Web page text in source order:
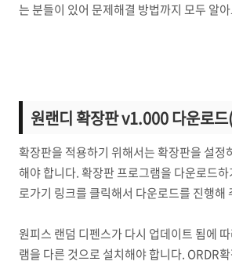
는 분들이 있어 문제해결 방법까지 모두 알
원랜디 확장판 v1.000 다운로
확장판을 적용하기 위해서는 확장판을 설정
해야 합니다. 확장판 프로그램을 다운로드
로가기 링크를 클릭해서 다운로드를 진행해
원피스 랜덤 디펜스가 다시 업데이트 됨에
램을 다른 것으로 설치해야 합니다. ORDR